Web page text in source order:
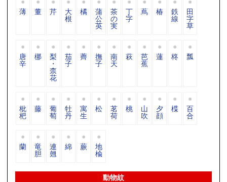
薄 董 芹 大
根
橘 蒲
公
英
茶
の
実
丁
字
蔦 椿 鉄
線
田
字
草
唐
辛
梛 梨
・
柰
花
茄
子
薺 撫
子
南
天
萩 芭
蕉
蓮 柊 瓢
枇
杷
藤 葡
萄
牡
丹
寓
生
松 茗
荷
桃 山
吹
夕
顔
楪 百
合
蘭 竜
胆
連
翹
綿 蕨 地
楡
動物紋